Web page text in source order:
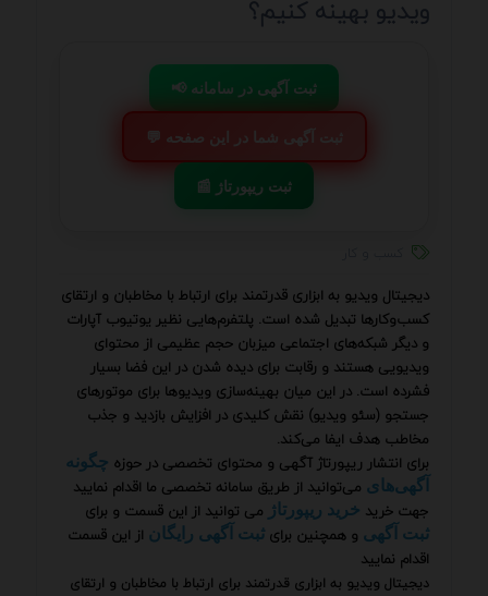
ویدیو بهینه کنیم؟
📢 ثبت آگهی در سامانه
💬 ثبت آگهی شما در این صفحه
📰 ثبت ریپورتاژ
دیجیتال ویدیو به ابزاری قدرتمند برای ارتباط با مخاطبان و ارتقای
کسب‌وکارها تبدیل شده است. پلتفرم‌هایی نظیر یوتیوب آپارات
و دیگر شبکه‌های اجتماعی میزبان حجم عظیمی از محتوای
ویدیویی هستند و رقابت برای دیده شدن در این فضا بسیار
فشرده است. در این میان بهینه‌سازی ویدیوها برای موتورهای
جستجو (سئو ویدیو) نقش کلیدی در افزایش بازدید و جذب
مخاطب هدف ایفا می‌کند.
برای انتشار ریپورتاژ آگهی و محتوای تخصصی در حوزه چگونه
آگهی‌های می‌توانید از طریق سامانه تخصصی ما اقدام نمایید
جهت خرید خرید ریپورتاژ می توانید از این قسمت و برای
ثبت آگهی و همچنین برای ثبت آگهی رایگان از این قسمت
اقدام نمایید
دیجیتال ویدیو به ابزاری قدرتمند برای ارتباط با مخاطبان و ارتقای